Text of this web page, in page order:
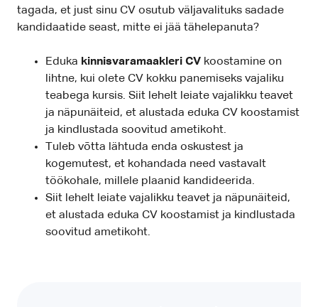
tagada, et just sinu CV osutub väljavalituks sadade
kandidaatide seast, mitte ei jää tähelepanuta?
Eduka kinnisvaramaakleri CV koostamine on
lihtne, kui olete CV kokku panemiseks vajaliku
teabega kursis. Siit lehelt leiate vajalikku teavet
ja näpunäiteid, et alustada eduka CV koostamist
ja kindlustada soovitud ametikoht.
Tuleb võtta lähtuda enda oskustest ja
kogemutest, et kohandada need vastavalt
töökohale, millele plaanid kandideerida.
Siit lehelt leiate vajalikku teavet ja näpunäiteid,
et alustada eduka CV koostamist ja kindlustada
soovitud ametikoht.